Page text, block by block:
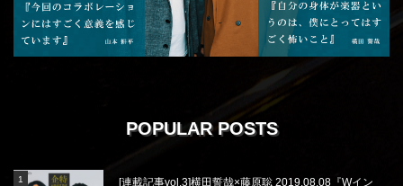
POPULAR POSTS
[連載記事vol.3]横田誓哉×藤原聡 2019.08.08『Wイン